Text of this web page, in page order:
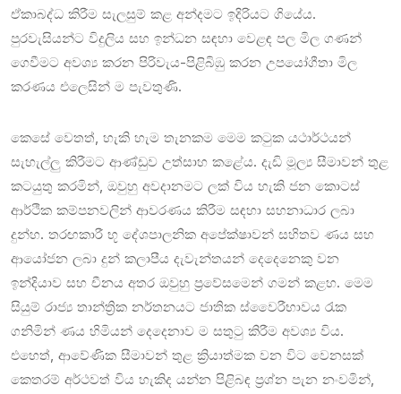
ඒකාබද්ධ කිරීම සැලසුම් කළ අන්දමට ඉදිරියට ගියේය.
පුරවැසියන්ට විදුලිය සහ ඉන්ධන සඳහා වෙළඳ පල මිල ගණන්
ගෙවීමට අවශ්‍ය කරන පිරිවැය-පිළිබිඹු කරන උපයෝගීතා මිල
කරණය එලෙසින් ම පැවතුණි.
කෙසේ වෙතත්, හැකි හැම තැනකම මෙම කටුක යථාර්ථයන්
සැහැල්ලු කිරීමට ආණ්ඩුව උත්සාහ කළේය. දැඩි මූල්‍ය සීමාවන් තුළ
කටයුතු කරමින්, ඔවුහු අවදානමට ලක් විය හැකි ජන කොටස්
ආර්ථික කම්පනවලින් ආවරණය කිරීම සඳහා සහනාධාර ලබා
දුන්හ. තරඟකාරී භූ දේශපාලනික අපේක්ෂාවන් සහිතව ණය සහ
ආයෝජන ලබා දුන් කලාපීය දැවැන්තයන් දෙදෙනෙකු වන
ඉන්දියාව සහ චීනය අතර ඔවුහු ප්‍රවේසමෙන් ගමන් කළහ. මෙම
සියුම් රාජ්‍ය තාන්ත්‍රික නර්තනයට ජාතික ස්වෛරීභාවය රැක
ගනිමින් ණය හිමියන් දෙදෙනාව ම සතුටු කිරීම අවශ්‍ය විය.
එහෙත්, ආවේණික සීමාවන් තුළ ක්‍රියාත්මක වන විට වෙනසක්
කෙතරම් අර්ථවත් විය හැකිද යන්න පිළිබඳ ප්‍රශ්න පැන නංවමින්,